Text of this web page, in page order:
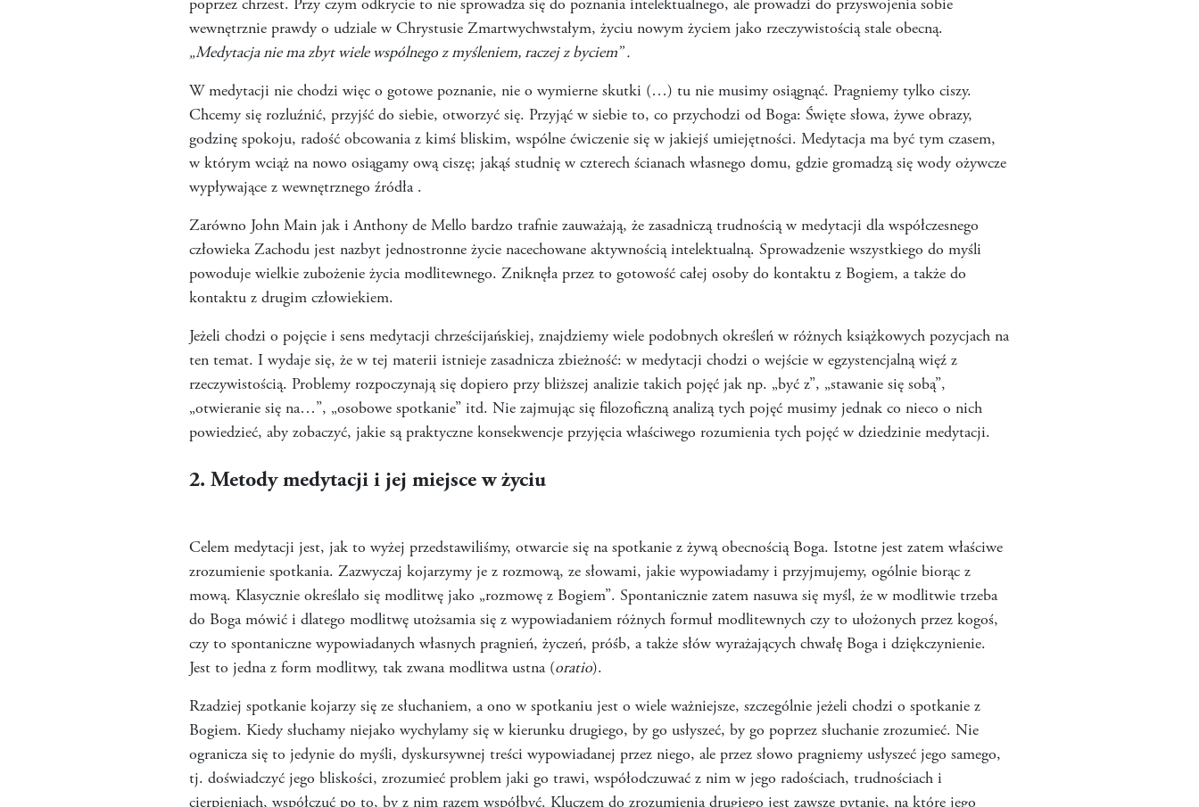
poprzez chrzest. Przy czym odkrycie to nie sprowadza się do poznania intelektualnego, ale prowadzi do przyswojenia sobie
wewnętrznie prawdy o udziale w Chrystusie Zmartwychwstałym, życiu nowym życiem jako rzeczywistością stale obecną.
„Medytacja nie ma zbyt wiele wspólnego z myśleniem, raczej z byciem”.
W medytacji nie chodzi więc o gotowe poznanie, nie o wymierne skutki (…) tu nie musimy osiągnąć. Pragniemy tylko ciszy.
Chcemy się rozluźnić, przyjść do siebie, otworzyć się. Przyjąć w siebie to, co przychodzi od Boga: Święte słowa, żywe obrazy,
godzinę spokoju, radość obcowania z kimś bliskim, wspólne ćwiczenie się w jakiejś umiejętności. Medytacja ma być tym czasem,
w którym wciąż na nowo osiągamy ową ciszę; jakąś studnię w czterech ścianach własnego domu, gdzie gromadzą się wody ożywcze
wypływające z wewnętrznego źródła .
Zarówno John Main jak i Anthony de Mello bardzo trafnie zauważają, że zasadniczą trudnością w medytacji dla współczesnego
człowieka Zachodu jest nazbyt jednostronne życie nacechowane aktywnością intelektualną. Sprowadzenie wszystkiego do myśli
powoduje wielkie zubożenie życia modlitewnego. Zniknęła przez to gotowość całej osoby do kontaktu z Bogiem, a także do
kontaktu z drugim człowiekiem.
Jeżeli chodzi o pojęcie i sens medytacji chrześcijańskiej, znajdziemy wiele podobnych określeń w różnych książkowych pozycjach na
ten temat. I wydaje się, że w tej materii istnieje zasadnicza zbieżność: w medytacji chodzi o wejście w egzystencjalną więź z
rzeczywistością. Problemy rozpoczynają się dopiero przy bliższej analizie takich pojęć jak np. „być z”, „stawanie się sobą”,
„otwieranie się na…”, „osobowe spotkanie” itd. Nie zajmując się filozoficzną analizą tych pojęć musimy jednak co nieco o nich
powiedzieć, aby zobaczyć, jakie są praktyczne konsekwencje przyjęcia właściwego rozumienia tych pojęć w dziedzinie medytacji.
2. Metody medytacji i jej miejsce w życiu
Celem medytacji jest, jak to wyżej przedstawiliśmy, otwarcie się na spotkanie z żywą obecnością Boga. Istotne jest zatem właściwe
zrozumienie spotkania. Zazwyczaj kojarzymy je z rozmową, ze słowami, jakie wypowiadamy i przyjmujemy, ogólnie biorąc z
mową. Klasycznie określało się modlitwę jako „rozmowę z Bogiem”. Spontanicznie zatem nasuwa się myśl, że w modlitwie trzeba
do Boga mówić i dlatego modlitwę utożsamia się z wypowiadaniem różnych formuł modlitewnych czy to ułożonych przez kogoś,
czy to spontaniczne wypowiadanych własnych pragnień, życzeń, próśb, a także słów wyrażających chwałę Boga i dziękczynienie.
Jest to jedna z form modlitwy, tak zwana modlitwa ustna (oratio).
Rzadziej spotkanie kojarzy się ze słuchaniem, a ono w spotkaniu jest o wiele ważniejsze, szczególnie jeżeli chodzi o spotkanie z
Bogiem. Kiedy słuchamy niejako wychylamy się w kierunku drugiego, by go usłyszeć, by go poprzez słuchanie zrozumieć. Nie
ogranicza się to jedynie do myśli, dyskursywnej treści wypowiadanej przez niego, ale przez słowo pragniemy usłyszeć jego samego,
tj. doświadczyć jego bliskości, zrozumieć problem jaki go trawi, współodczuwać z nim w jego radościach, trudnościach i
cierpieniach, współczuć po to, by z nim razem współbyć. Kluczem do zrozumienia drugiego jest zawsze pytanie, na które jego